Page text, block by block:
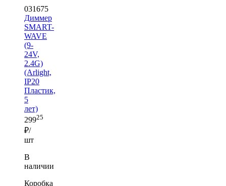
031675
Диммер
SMART-
WAVE
(9-
24V,
2.4G)
(Arlight,
IP20
Пластик,
5
лет)
29925
₽/
шт
В
наличии
Коробка